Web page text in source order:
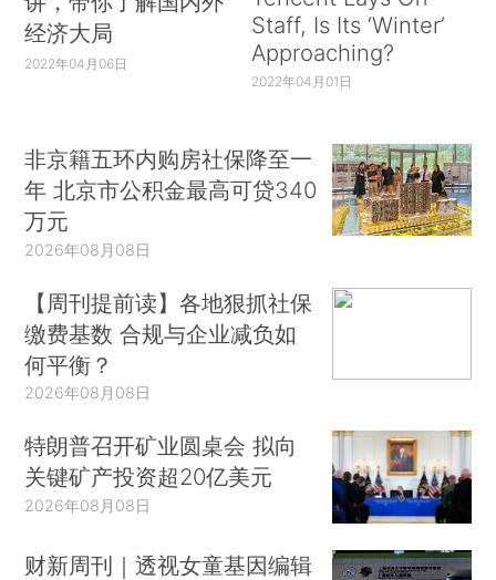
经济大局
2022年04月06日
Staff, Is Its ‘Winter’
Approaching?
2022年04月01日
非京籍五环内购房社保降至一
年 北京市公积金最高可贷340
万元
2026年08月08日
【周刊提前读】各地狠抓社保
缴费基数 合规与企业减负如
何平衡？
2026年08月08日
特朗普召开矿业圆桌会 拟向
关键矿产投资超20亿美元
2026年08月08日
财新周刊｜透视女童基因编辑